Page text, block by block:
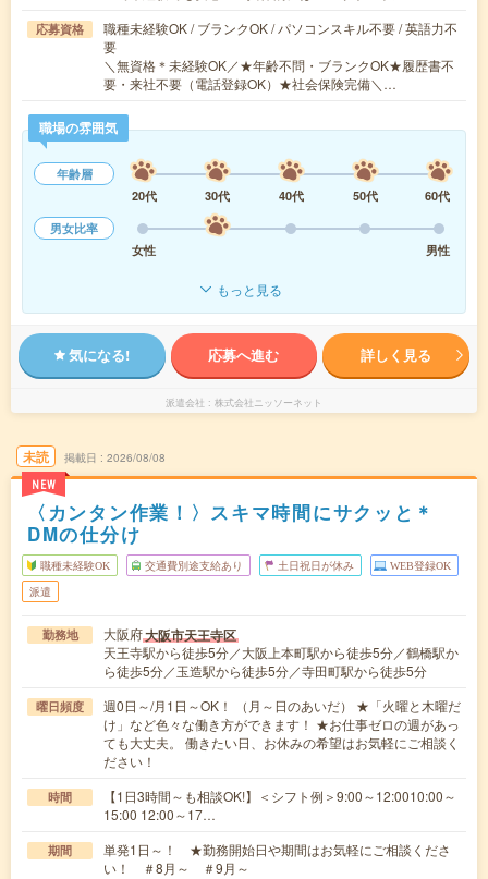
応募資格
職種未経験OK / ブランクOK / パソコンスキル不要 / 英語力不
要
＼無資格＊未経験OK／★年齢不問・ブランクOK★履歴書不
要・来社不要（電話登録OK）★社会保険完備＼…
職場の雰囲気
年齢層
20代
30代 40代 50代
60代
男女比率
女性
男性
もっと見る
気になる! 応募へ進む 詳しく見る
派遣会社 株式会社ニッソーネット
未読
NEW
掲載日 2026/08/08
〈カンタン作業！〉スキマ時間にサクッと＊
DMの仕分け
職種未経験OK 交通費別途支給あり 土日祝日が休み WEB登録OK
派遣
勤務地 大阪府大阪市天王寺区
天王寺駅から徒歩5分／大阪上本町駅から徒歩5分／鶴橋駅か
ら徒歩5分／玉造駅から徒歩5分／寺田町駅から徒歩5分
曜日頻度
週0日～/月1日～OK！ （月～日のあいだ） ★「火曜と木曜だ
け」など色々な働き方ができます！ ★お仕事ゼロの週があっ
ても大丈夫。 働きたい日、お休みの希望はお気軽にご相談く
ださい！
時間
【1日3時間～も相談OK!】＜シフト例＞9:00～12:0010:00～
15:00 12:00～17…
期間
単発1日～！ ★勤務開始日や期間はお気軽にご相談くださ
い！ ＃8月～ ＃9月～